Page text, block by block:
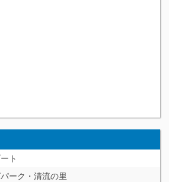
ト
ーク・清流の里